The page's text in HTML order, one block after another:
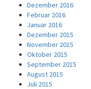
Dezember 2016
Februar 2016
Januar 2016
Dezember 2015
November 2015
Oktober 2015
September 2015
August 2015
Juli 2015